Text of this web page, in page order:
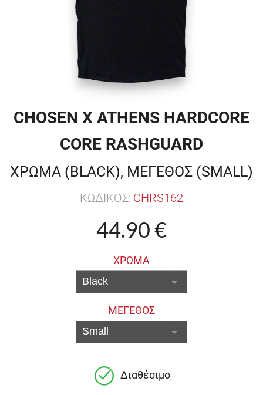
CHOSEN X ATHENS HARDCORE
CORE RASHGUARD
ΧΡΩΜΑ (BLACK), ΜΕΓΕΘΟΣ (SMALL)
ΚΩΔΙΚΟΣ: CHRS162
44.90 €
ΧΡΩΜΑ
ΜΕΓΕΘΟΣ
Διαθέσιμο